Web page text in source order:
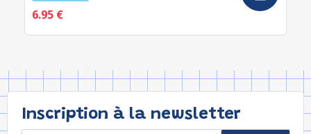
6.95 €
Inscription à la newsletter